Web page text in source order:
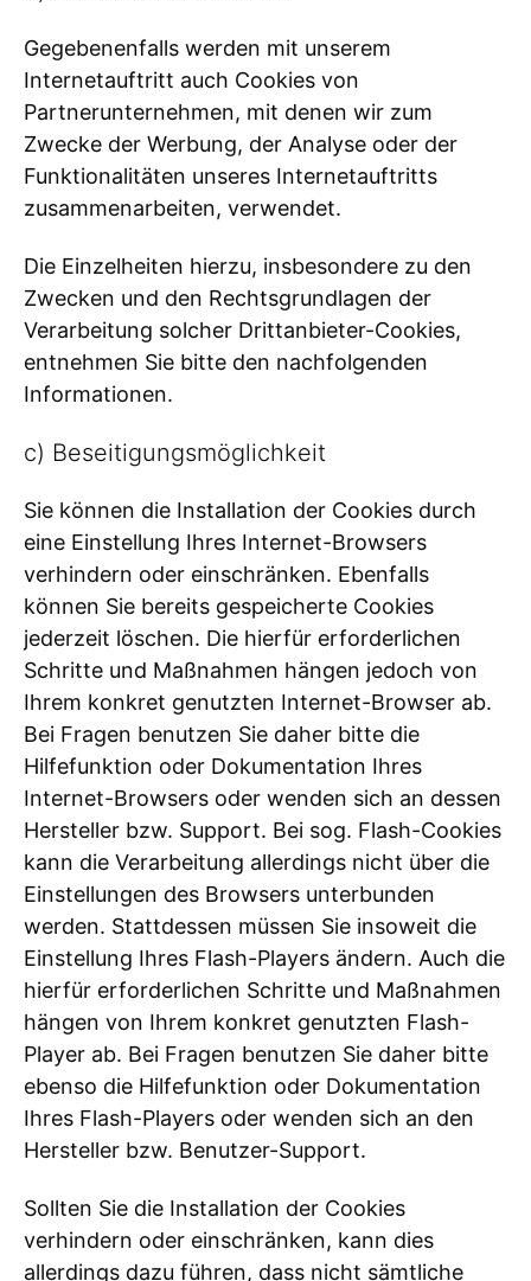
Gegebenenfalls werden mit unserem
Internetauftritt auch Cookies von
Partnerunternehmen, mit denen wir zum
Zwecke der Werbung, der Analyse oder der
Funktionalitäten unseres Internetauftritts
zusammenarbeiten, verwendet.
Die Einzelheiten hierzu, insbesondere zu den
Zwecken und den Rechtsgrundlagen der
Verarbeitung solcher Drittanbieter-Cookies,
entnehmen Sie bitte den nachfolgenden
Informationen.
c) Beseitigungsmöglichkeit
Sie können die Installation der Cookies durch
eine Einstellung Ihres Internet-Browsers
verhindern oder einschränken. Ebenfalls
können Sie bereits gespeicherte Cookies
jederzeit löschen. Die hierfür erforderlichen
Schritte und Maßnahmen hängen jedoch von
Ihrem konkret genutzten Internet-Browser ab.
Bei Fragen benutzen Sie daher bitte die
Hilfefunktion oder Dokumentation Ihres
Internet-Browsers oder wenden sich an dessen
Hersteller bzw. Support. Bei sog. Flash-Cookies
kann die Verarbeitung allerdings nicht über die
Einstellungen des Browsers unterbunden
werden. Stattdessen müssen Sie insoweit die
Einstellung Ihres Flash-Players ändern. Auch die
hierfür erforderlichen Schritte und Maßnahmen
hängen von Ihrem konkret genutzten Flash-
Player ab. Bei Fragen benutzen Sie daher bitte
ebenso die Hilfefunktion oder Dokumentation
Ihres Flash-Players oder wenden sich an den
Hersteller bzw. Benutzer-Support.
Sollten Sie die Installation der Cookies
verhindern oder einschränken, kann dies
allerdings dazu führen, dass nicht sämtliche